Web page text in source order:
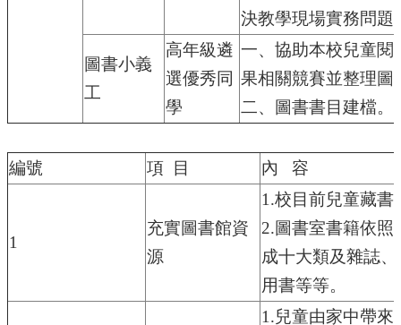
站
覽
教
決教學現場實務問題
圖書小義
工
高年級遴
選優秀同
學
一、協助本校兒童閱
果相關競賽並整理圖
二、圖書書目建檔。
編號
項 目 內 容
1
充實圖書館資
源
1.校目前兒童藏書
2.圖書室書籍依照
成十大類及雜誌
用書等等。
1.兒童由家中帶來